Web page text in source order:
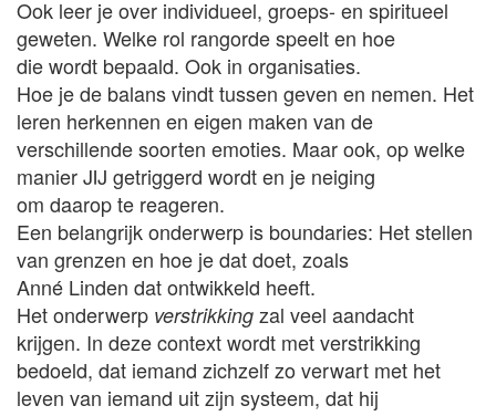
Ook leer je over individueel, groeps- en spiritueel
geweten. Welke rol rangorde speelt en hoe
die wordt bepaald. Ook in organisaties.
Hoe je de balans vindt tussen geven en nemen. Het
leren herkennen en eigen maken van de
verschillende soorten emoties. Maar ook, op welke
manier JIJ getriggerd wordt en je neiging
om daarop te reageren.
Een belangrijk onderwerp is boundaries: Het stellen
van grenzen en hoe je dat doet, zoals
Anné Linden dat ontwikkeld heeft.
Het onderwerp verstrikking zal veel aandacht
krijgen. In deze context wordt met verstrikking
bedoeld, dat iemand zichzelf zo verwart met het
leven van iemand uit zijn systeem, dat hij